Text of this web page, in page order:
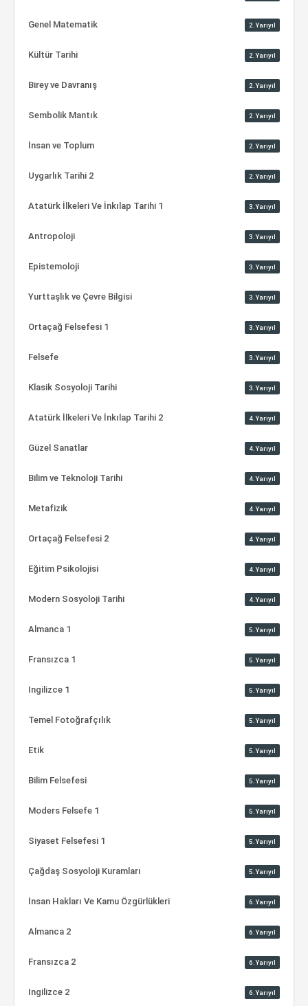
Genel Matematik 2.Yarıyıl
Kültür Tarihi 2.Yarıyıl
Birey ve Davranış 2.Yarıyıl
Sembolik Mantık 2.Yarıyıl
İnsan ve Toplum 2.Yarıyıl
Uygarlık Tarihi 2 2.Yarıyıl
Atatürk İlkeleri Ve İnkılap Tarihi 1 3.Yarıyıl
Antropoloji 3.Yarıyıl
Epistemoloji 3.Yarıyıl
Yurttaşlık ve Çevre Bilgisi 3.Yarıyıl
Ortaçağ Felsefesi 1 3.Yarıyıl
Felsefe 3.Yarıyıl
Klasik Sosyoloji Tarihi 3.Yarıyıl
Atatürk İlkeleri Ve İnkılap Tarihi 2 4.Yarıyıl
Güzel Sanatlar 4.Yarıyıl
Bilim ve Teknoloji Tarihi 4.Yarıyıl
Metafizik 4.Yarıyıl
Ortaçağ Felsefesi 2 4.Yarıyıl
Eğitim Psikolojisi 4.Yarıyıl
Modern Sosyoloji Tarihi 4.Yarıyıl
Almanca 1 5.Yarıyıl
Fransızca 1 5.Yarıyıl
Ingilizce 1 5.Yarıyıl
Temel Fotoğrafçılık 5.Yarıyıl
Etik 5.Yarıyıl
Bilim Felsefesi 5.Yarıyıl
Moders Felsefe 1 5.Yarıyıl
Siyaset Felsefesi 1 5.Yarıyıl
Çağdaş Sosyoloji Kuramları 5.Yarıyıl
İnsan Hakları Ve Kamu Özgürlükleri 6.Yarıyıl
Almanca 2 6.Yarıyıl
Fransızca 2 6.Yarıyıl
Ingilizce 2 6.Yarıyıl